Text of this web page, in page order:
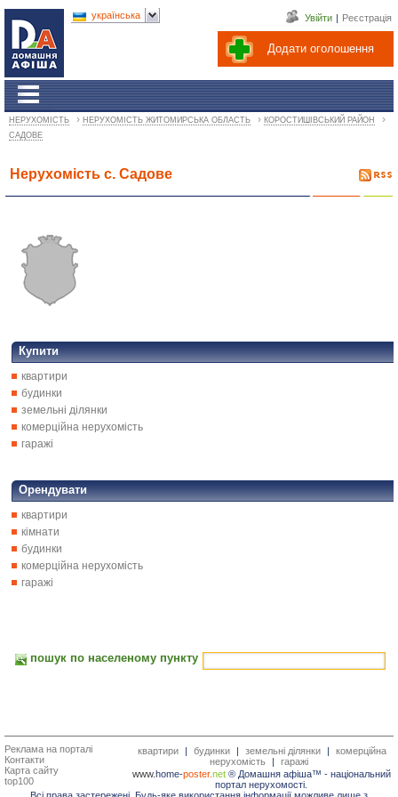
Додати оголошення
Увійти | Реєстрація
українська
НЕРУХОМІСТЬ › НЕРУХОМІСТЬ ЖИТОМИРСЬКА ОБЛАСТЬ › КОРОСТИШІВСЬКИЙ РАЙОН ›
САДОВЕ
Нерухомість с. Садове
Купити
квартири
будинки
земельні ділянки
комерційна нерухомість
гаражі
Орендувати
квартири
кімнати
будинки
комерційна нерухомість
гаражі
пошук по населеному пункту
Реклама на порталі
Контакти
Карта сайту
top100
квартири | будинки | земельні ділянки |
комерційна
нерухомість
|
гаражі
www.home-poster.net® Домашня афіша™ - національний
портал нерухомості.